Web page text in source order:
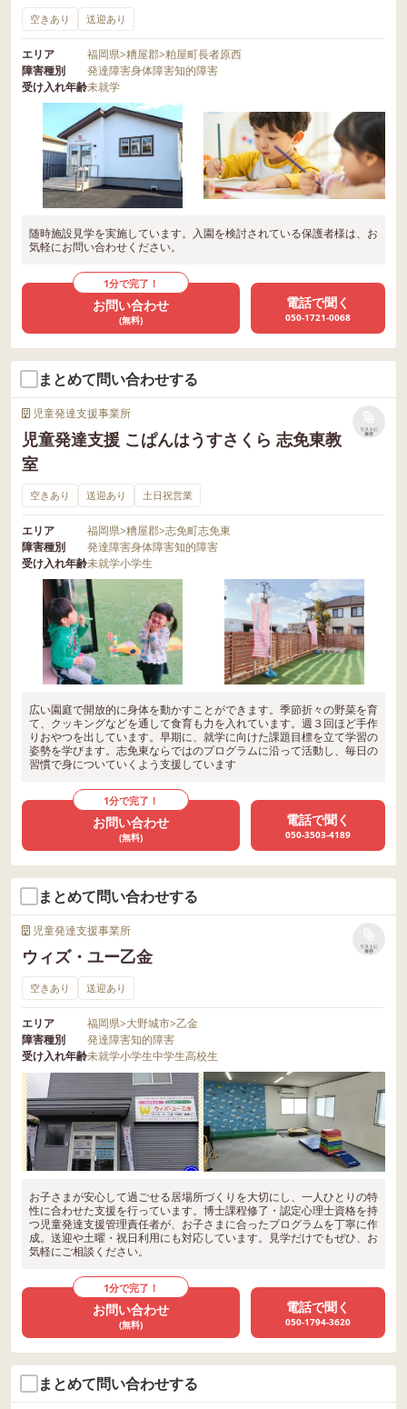
空きあり 送迎あり
エリア 福岡県>糟屋郡>粕屋町長者原西
障害種別
発達障害身体障害知的障害
受け入れ年齢未就学
随時施設見学を実施しています。入園を検討されている保護者様は、お
気軽にお問い合わせください。
1分で完了！
お問い合わせ
(無料)
電話で聞く
050-1721-0068
まとめて問い合わせする
児童発達支援事業所
児童発達支援 こぱんはうすさくら 志免東教
室
リストに
保存
空きあり 送迎あり 土日祝営業
エリア 福岡県>糟屋郡>志免町志免東
障害種別
発達障害身体障害知的障害
受け入れ年齢未就学小学生
広い園庭で開放的に身体を動かすことができます。季節折々の野菜を育
て、クッキングなどを通して食育も力を入れています。週３回ほど手作
りおやつを出しています。早期に、就学に向けた課題目標を立て学習の
姿勢を学びます。志免東ならではのプログラムに沿って活動し、毎日の
習慣で身についていくよう支援しています
1分で完了！
お問い合わせ
(無料)
電話で聞く
050-3503-4189
まとめて問い合わせする
児童発達支援事業所
ウィズ・ユー乙金
リストに
保存
空きあり 送迎あり
エリア 福岡県>大野城市>乙金
障害種別
発達障害知的障害
受け入れ年齢未就学小学生中学生高校生
お子さまが安心して過ごせる居場所づくりを大切にし、一人ひとりの特
性に合わせた支援を行っています。博士課程修了・認定心理士資格を持
つ児童発達支援管理責任者が、お子さまに合ったプログラムを丁寧に作
成。送迎や土曜・祝日利用にも対応しています。見学だけでもぜひ、お
気軽にご相談ください。
1分で完了！
お問い合わせ
(無料)
電話で聞く
050-1794-3620
まとめて問い合わせする